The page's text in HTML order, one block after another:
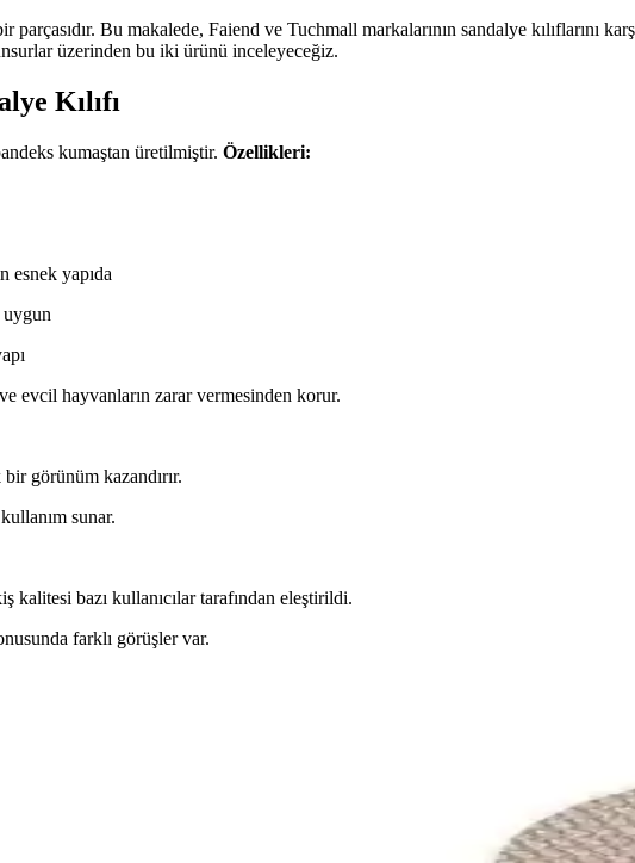
parçasıdır. Bu makalede, Faiend ve Tuchmall markalarının sandalye kılıflarını
üzerinden bu iki ürünü inceleyeceğiz.
Kılıfı
kumaştan üretilmiştir. Özellikleri:
esnek yapıda
evcil hayvanların zarar vermesinden korur.
görünüm kazandırır.
sunar.
kalitesi bazı kullanıcılar tarafından eleştirildi.
farklı görüşler var.
Kılıfı Karşılaştırması Ürün Özellikleri ve Kullanıcı
farklı kumaşlar ve özelliklerle ev dekorasyonunuza şıklık katıyor. Esneklik ve